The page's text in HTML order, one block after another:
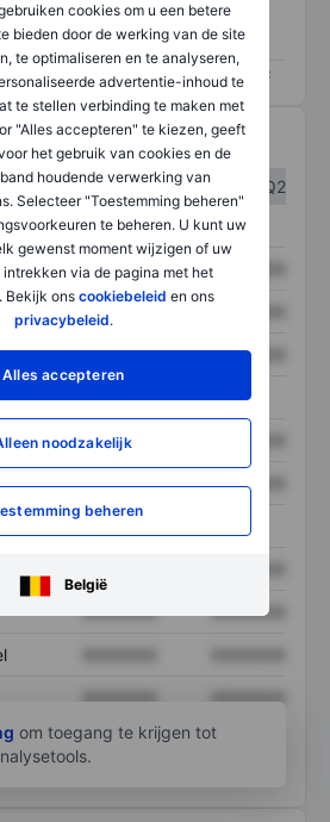
cookies om u een betere
bieden door de werking van de site
te optimaliseren en te analyseren,
advertentie-inhoud te
te stellen verbinding te maken met
"Alles accepteren" te kiezen, geeft
het gebruik van cookies en de
houdende verwerking van
Selecteer "Toestemming beheren"
te beheren. U kunt uw
gewenst moment wijzigen of uw
via de pagina met het
Bekijk ons cookiebeleid en ons
privacybeleid.
Alles accepteren
noodzakelijk
beheren
België
/
Q1
Q2
XXXXXXX XXXXXXX
XXXXXXX
XXXXXXX XXXXXXX
XXXXXXX
XXXXXXX XXXXXXX
XXXXXXX XXXXXXX
XXXXXXX
XXXXXXX
om toegang te krijgen tot